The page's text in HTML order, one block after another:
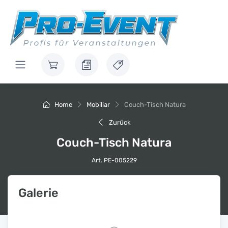
Home Mobiliar Couch-Tisch Natura
Zurück
Couch-Tisch Natura
Art. PE-005229
Galerie